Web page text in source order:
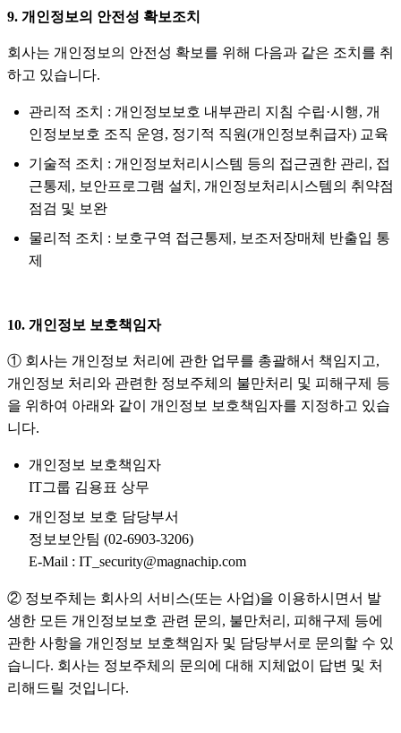
9. 개인정보의 안전성 확보조치
회사는 개인정보의 안전성 확보를 위해 다음과 같은 조치를 취
하고 있습니다.
관리적 조치 : 개인정보보호 내부관리 지침 수립·시행, 개
인정보보호 조직 운영, 정기적 직원(개인정보취급자) 교육
기술적 조치 : 개인정보처리시스템 등의 접근권한 관리, 접
근통제, 보안프로그램 설치, 개인정보처리시스템의 취약점
점검 및 보완
물리적 조치 : 보호구역 접근통제, 보조저장매체 반출입 통
제
10. 개인정보 보호책임자
① 회사는 개인정보 처리에 관한 업무를 총괄해서 책임지고,
개인정보 처리와 관련한 정보주체의 불만처리 및 피해구제 등
을 위하여 아래와 같이 개인정보 보호책임자를 지정하고 있습
니다.
개인정보 보호책임자
IT그룹 김용표 상무
개인정보 보호 담당부서
정보보안팀 (02-6903-3206)
E-Mail : IT_security@magnachip.com
② 정보주체는 회사의 서비스(또는 사업)을 이용하시면서 발
생한 모든 개인정보보호 관련 문의, 불만처리, 피해구제 등에
관한 사항을 개인정보 보호책임자 및 담당부서로 문의할 수 있
습니다. 회사는 정보주체의 문의에 대해 지체없이 답변 및 처
리해드릴 것입니다.